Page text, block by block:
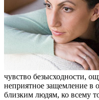
чувство безысходности,
неприятное защемление в
близким людям, ко всему